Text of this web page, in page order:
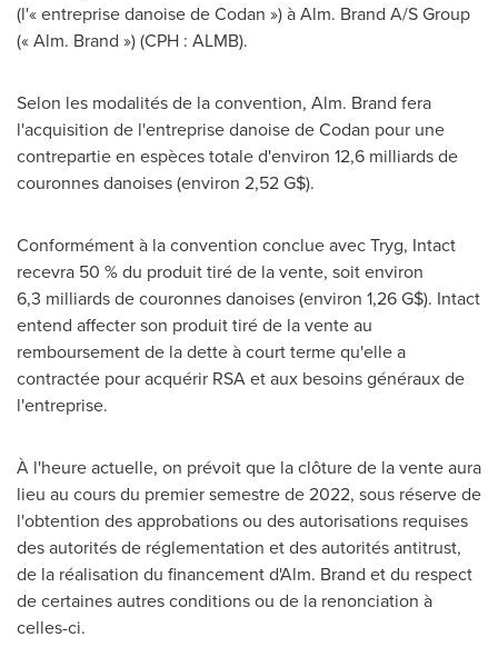
(l'« entreprise danoise de Codan ») à Alm. Brand A/S Group
(« Alm. Brand ») (CPH : ALMB).
Selon les modalités de la convention, Alm. Brand fera
l'acquisition de l'entreprise danoise de Codan pour une
contrepartie en espèces totale d'environ 12,6 milliards de
couronnes danoises (environ 2,52 G$).
Conformément à la convention conclue avec Tryg, Intact
recevra 50 % du produit tiré de la vente, soit environ
6,3 milliards de couronnes danoises (environ 1,26 G$). Intact
entend affecter son produit tiré de la vente au
remboursement de la dette à court terme qu'elle a
contractée pour acquérir RSA et aux besoins généraux de
l'entreprise.
À l'heure actuelle, on prévoit que la clôture de la vente aura
lieu au cours du premier semestre de 2022, sous réserve de
l'obtention des approbations ou des autorisations requises
des autorités de réglementation et des autorités antitrust,
de la réalisation du financement d'Alm. Brand et du respect
de certaines autres conditions ou de la renonciation à
celles-ci.